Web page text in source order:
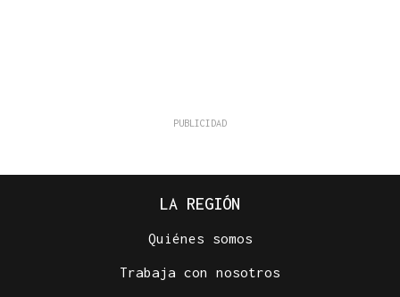
LA REGIÓN
Quiénes somos
Trabaja con nosotros